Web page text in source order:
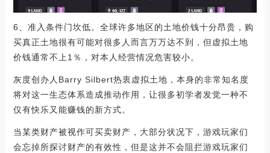
6、准入条件门坎低。全球许多地区的土地价钱十分昂贵，购
买真正土地很有可能对很多人而言万万达不到，但虚拟土地
价钱通常不上1％，对本人经营情况危害较小。
灰度创办人Barry Silbert热衷虚拟土地，本身的非常知名度
将对这一生态体系造成推动作用，让很多初学者发觉一种不
仅有快乐又能赚钱的新方式。
当某类财产被视作可买卖财产，大部分状况下，游戏玩家们
会忘掉所探讨财产的有效性，但是这并不会阻拦游戏玩家们